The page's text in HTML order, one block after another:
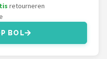
retourneren
BOL